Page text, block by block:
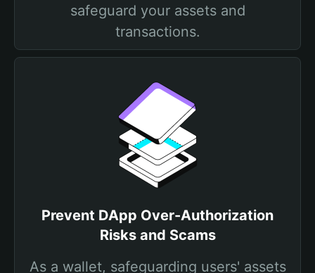
safeguard your assets and
transactions.
Prevent DApp Over-Authorization
Risks and Scams
As a wallet, safeguarding users' assets